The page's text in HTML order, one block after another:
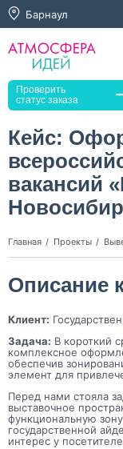
Барнаул
Проверить
статус заказа
Кейс:
вакансий
Главная Проекты
Описание
Клиент:
Задача: В короткий
комплексное
обеспечив
элемент для
Перед нами стояла
выставочное
функциональную
государственной
интерес у
Оставьте
Прикрепить
Как с вами
Нажимая кнопку
обработку
Нажимая на
Оставить